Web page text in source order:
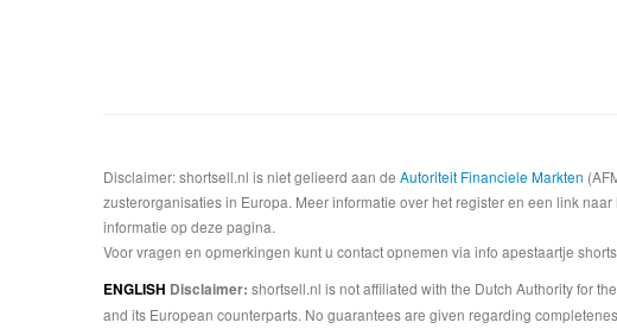
Disclaimer: shortsell.nl is niet gelieerd aan de Autoriteit Financiele Markten
zusterorganisaties in Europa. Meer informatie over het register en een link
informatie op deze pagina.
Voor vragen en opmerkingen kunt u contact opnemen via info apestaartje
ENGLISH Disclaimer: shortsell.nl is not affiliated with the Dutch Authority for
and its European counterparts. No guarantees are given regarding